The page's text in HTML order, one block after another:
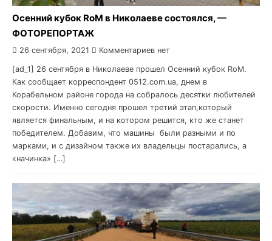
Осенний кубок RoM в Николаеве состоялся, —
ФОТОРЕПОРТАЖ
26 сентября, 2021 Комментариев нет
[ad_1] 26 сентября в Николаеве прошел Осенний кубок RoM.
Как сообщает корреспондент 0512.com.ua, днем в
Корабельном районе города на собралось десятки любителей
скорости. Именно сегодня прошел третий этап,который
является финальным, и на котором решится, кто же станет
победителем. Добавим, что машины были разными и по
марками, и с дизайном также их владельцы постарались, а
«начинка» […]